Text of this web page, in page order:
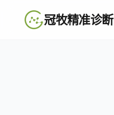
冠牧精准诊断